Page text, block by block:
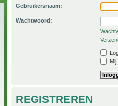
Gebruikersnaam:
Wachtwoord:
REGISTREREN